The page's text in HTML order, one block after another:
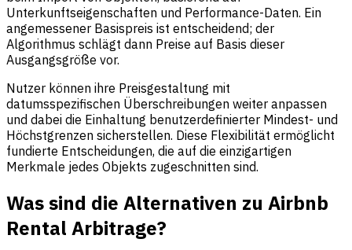
Unterkunftseigenschaften und Performance-Daten. Ein
angemessener Basispreis ist entscheidend; der
Algorithmus schlägt dann Preise auf Basis dieser
Ausgangsgröße vor.
Nutzer können ihre Preisgestaltung mit
datumsspezifischen Überschreibungen weiter anpassen
und dabei die Einhaltung benutzerdefinierter Mindest- und
Höchstgrenzen sicherstellen. Diese Flexibilität ermöglicht
fundierte Entscheidungen, die auf die einzigartigen
Merkmale jedes Objekts zugeschnitten sind.
Was sind die Alternativen zu Airbnb
Rental Arbitrage?